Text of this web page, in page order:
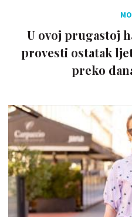
U ovoj prugastoj
provesti ostatak
preko